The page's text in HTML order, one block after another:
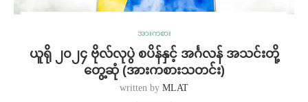
အားကစား
ယူရို ၂၀၂၄ ဗိုလ်လုပွဲ စပိန်နှင့် အင်္ဂလန် အသင်းတို့
တွေ့ဆုံ (အားကစားသတင်း)
written by MLAT